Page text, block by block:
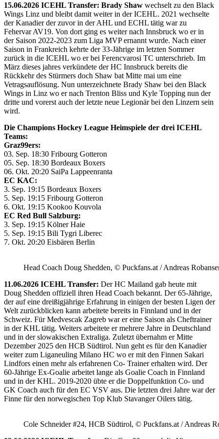
15.06.2026 ICEHL Transfer: Brady Shaw wechselt zu den Black
Wings Linz und bleibt damit weiter in der ICEHL. 2021 wechselte
der Kanadier der zuvor in der AHL und ECHL tätig war zu
Fehervar AV19. Von dort ging es weiter nach Innsbruck wo er in
der Saison 2022-2023 zum Liga MVP ernannt wurde. Nach einer
Saison in Frankreich kehrte der 33-Jährige im letzten Sommer
zurück in die ICEHL wo er bei Ferencvarosi TC unterschrieb. Im
März dieses jahres verkündete der HC Innsbruck bereits die
Rückkehr des Stürmers doch Shaw bat Mitte mai um eine
Vetragsauflösung. Nun unterzeichnete Brady Shaw bei den Black
Wings in Linz wo er nach Trenton Bliss und Kyle Topping nun der
dritte und vorerst auch der letzte neue Legionär bei den Linzern sein
wird.
Die Champions Hockey League Heimspiele der drei ICEHL
Teams:
Graz99ers:
03. Sep. 18:30 Fribourg Gotteron
05. Sep. 18:30 Bordeaux Boxers
06. Okt. 20:20 SaiPa Lappeenranta
EC KAC:
3. Sep. 19:15 Bordeaux Boxers
5. Sep. 19:15 Fribourg Gotteron
6. Okt. 19:15 Kookoo Kouvola
EC Red Bull Salzburg:
3. Sep. 19:15 Kölner Haie
5. Sep. 19:15 Bili Tygri Liberec
7. Okt. 20:20 Eisbären Berlin
Head Coach Doug Shedden, © Puckfans.at / Andreas
11.06.2026 ICEHL Transfer: Der HC Mailand gab heute mit
Doug Shedden offiziell ihren Head Coach bekannt. Der 65-Jährige,
der auf eine dreißigjährige Erfahrung in einigen der besten Ligen der
Welt zurückblicken kann arbeitete bereits in Finnland und in der
Schweiz. Für Medvescak Zagreb war er eine Saison als Cheftrainer
in der KHL tätig. Weiters arbeitete er mehrere Jahre in Deutschland
und in der slowakischen Extraliga. Zuletzt übernahm er Mitte
Dezember 2025 den HCB Südtirol. Nun geht es für den Kanadier
weiter zum Liganeuling Milano HC wo er mit den Finnen Sakari
Lindfors einen mehr als erfahrenen Co- Trainer erhalten wird. Der
60-Jährige Ex-Goalie arbeitet lange als Goalie Coach in Finnland
und in der KHL. 2019-2020 übte er die Doppelfunktion Co- und
GK Coach auch für den EC VSV aus. Die letzten drei Jahre war der
Finne für den norwegischen Top Klub Stavanger Oilers tätig.
Cole Schneider #24, HCB Südtirol, © Puckfans.at / Andreas